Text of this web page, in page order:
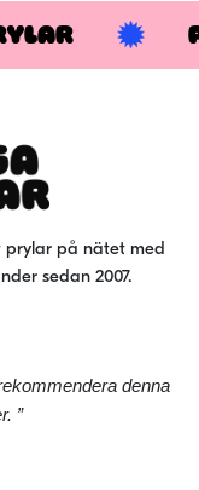
prylar på nätet med
sedan 2007.
denna